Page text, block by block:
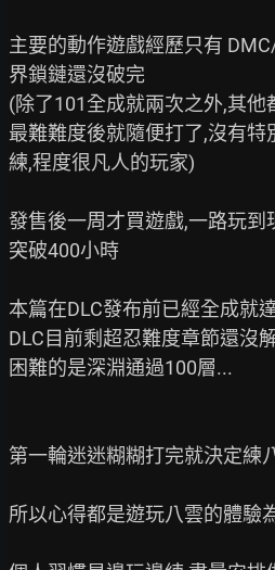
主要的動作遊戲經歷只有
界鎖鏈還沒破完
(除了101全成就兩次之外,其
最難難度後就隨便打了,沒有特
練,程度很凡人的玩家)
發售後一周才買遊戲,一路玩
突破400小時
本篇在DLC發布前已經全成就
DLC目前剩超忍難度章節還沒
困難的是深淵通過100層...
第一輪迷迷糊糊打完就決定練
所以心得都是遊玩八雲的體驗